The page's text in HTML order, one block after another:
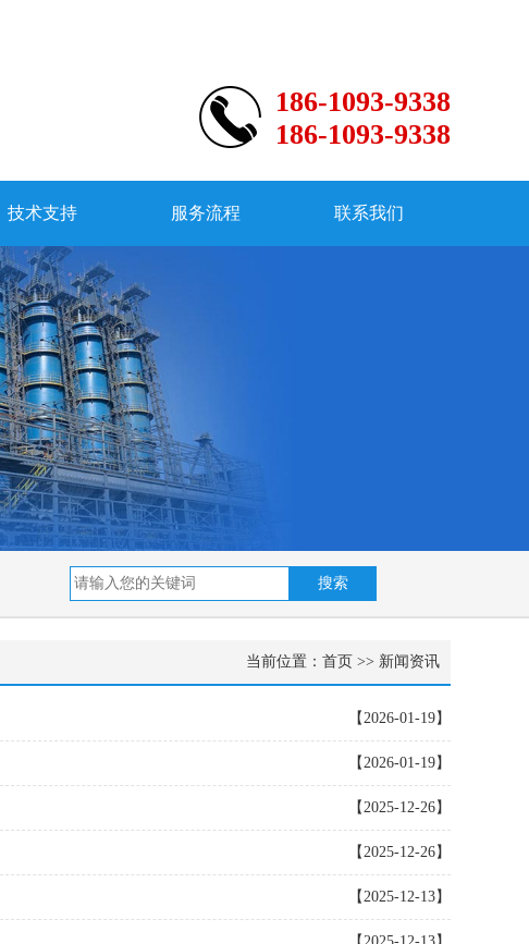
186-1093-9338
186-1093-9338
技术支持 服务流程 联系我们
当前位置： 首页 >> 新闻资讯
【2026-01-19】
【2026-01-19】
【2025-12-26】
【2025-12-26】
【2025-12-13】